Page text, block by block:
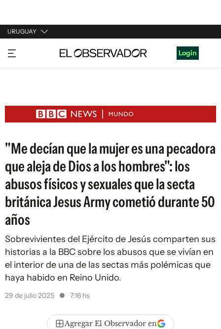
URUGUAY
URUGUAY
ARGENTINA
ESTADOS UNIDOS
Login
"Me decían que la mujer es una pecadora
que aleja de Dios a los hombres": los
abusos físicos y sexuales que la secta
británica Jesus Army cometió durante 50
años
Sobrevivientes del Ejército de Jesús comparten sus
historias a la BBC sobre los abusos que se vivían en
el interior de una de las sectas más polémicas que
haya habido en Reino Unido.
29 de julio 2025 7:16 hs
Agregar El Observador en